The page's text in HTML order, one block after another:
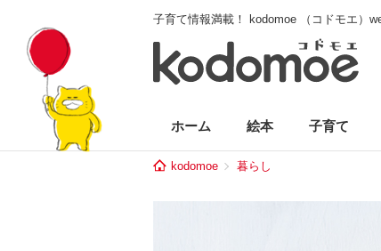
子育て情報満載！ kodomoe （コドモエ）
ホーム 絵本 子育て
kodomoe 暮らし